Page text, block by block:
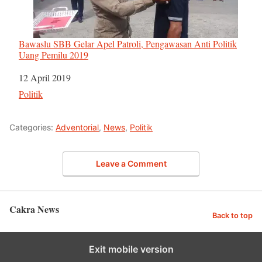
Bawaslu SBB Gelar Apel Patroli, Pengawasan Anti Politik
Uang Pemilu 2019
Tanggal
12 April 2019
Sehubungan dengan
Politik
Categories: Adventorial, News, Politik
Leave a Comment
Cakra News Back to top
Exit mobile version